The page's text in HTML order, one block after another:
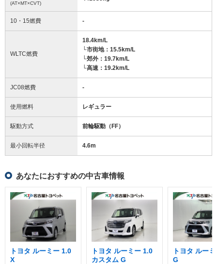
(AT×MT×CVT)
10・15燃費 -
WLTC燃費
18.4km/L
└市街地：15.5km/L
└郊外：19.7km/L
└高速：19.2km/L
JC08燃費 -
使用燃料 レギュラー
駆動方式 前輪駆動（FF）
最小回転半径 4.6m
あなたにおすすめの中古車情報
トヨタ ルーミー 1.0
X
トヨタ ルーミー 1.0
カスタム G
トヨタ ルー
G